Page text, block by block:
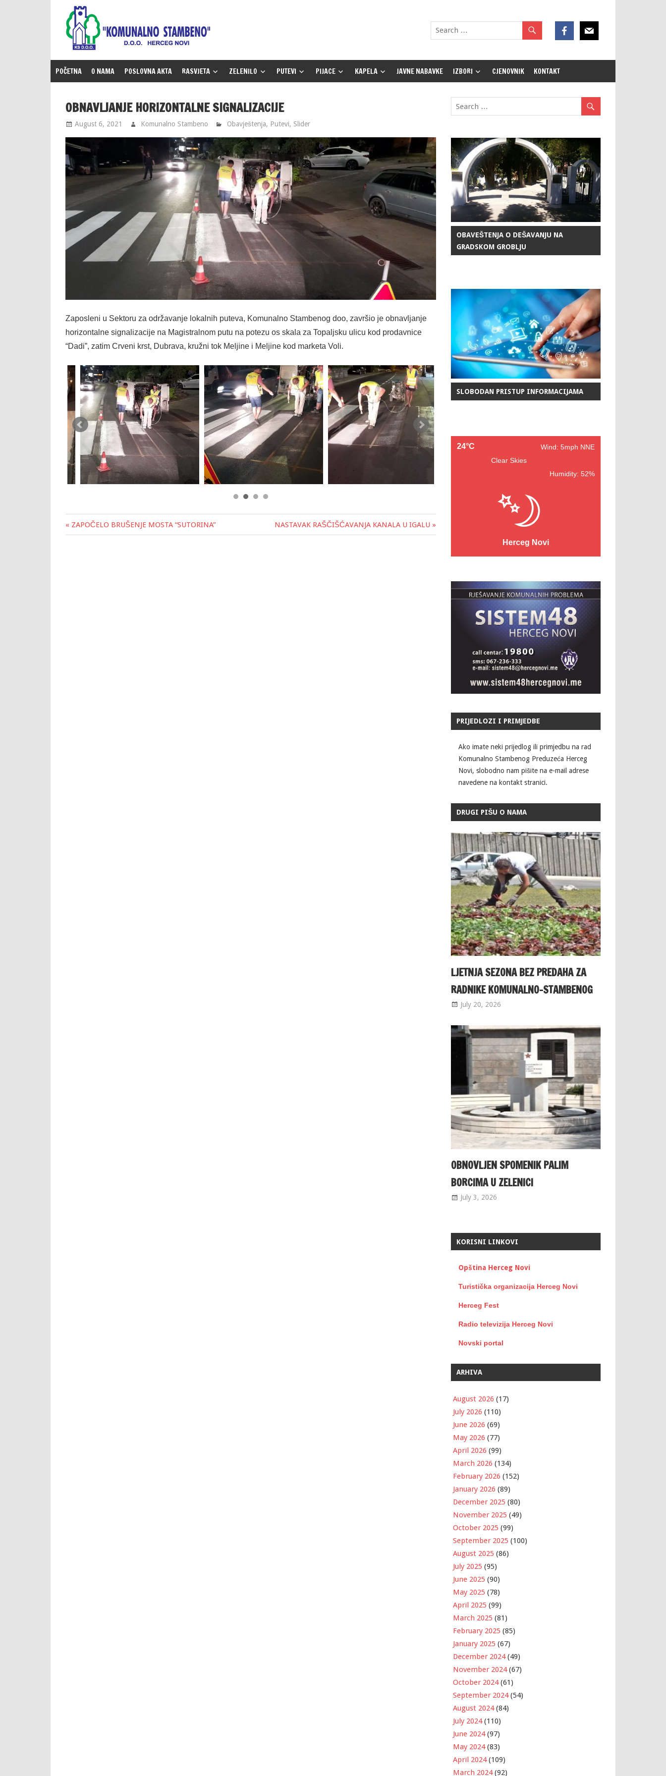
content
POČETNA O NAMA POSLOVNA AKTA RASVJETA ZELENILO PUTEVI PIJACE KAPELA JAVNE NABAVKE IZBORI CJENOVNIK KONTAKT
OBNAVLJANJE HORIZONTALNE SIGNALIZACIJE
August 6, 2021 Komunalno Stambeno Obavještenja, Putevi, Slider
Zaposleni u Sektoru za održavanje lokalnih puteva, Komunalno Stambenog doo, završio je obnavljanje
horizontalne signalizacije na Magistralnom putu na potezu os skala za Topaljsku ulicu kod prodavnice
“Dadi”, zatim Crveni krst, Dubrava, kružni tok Meljine i Meljine kod marketa Voli.
Post
« ZAPOČELO BRUŠENJE MOSTA “SUTORINA” NASTAVAK RAŠČIŠĆAVANJA KANALA U IGALU »
OBAVEŠTENJA O DEŠAVANJU NA
GRADSKOM GROBLJU
SLOBODAN PRISTUP INFORMACIJAMA
24°C
Wind: 5mph NNE
Clear Skies
Humidity: 52%
Herceg Novi
PRIJEDLOZI I PRIMJEDBE
Ako imate neki prijedlog ili primjedbu na rad
Komunalno Stambenog Preduzeća Herceg
Novi, slobodno nam pišite na e-mail adrese
navedene na kontakt stranici.
DRUGI PIŠU O NAMA
LJETNJA SEZONA BEZ PREDAHA ZA
RADNIKE KOMUNALNO-STAMBENOG
July 20, 2026
OBNOVLJEN SPOMENIK PALIM
BORCIMA U ZELENICI
July 3, 2026
KORISNI LINKOVI
Opština Herceg Novi
Turistička organizacija Herceg Novi
Herceg Fest
Radio televizija Herceg Novi
Novski portal
ARHIVA
August 2026 (17)
July 2026 (110)
June 2026 (69)
May 2026 (77)
April 2026 (99)
March 2026 (134)
February 2026 (152)
January 2026 (89)
December 2025 (80)
November 2025 (49)
October 2025 (99)
September 2025 (100)
August 2025 (86)
July 2025 (95)
June 2025 (90)
May 2025 (78)
April 2025 (99)
March 2025 (81)
February 2025 (85)
January 2025 (67)
December 2024(49)
November 2024(67)
October 2024(61)
September 2024(54)
August 2024(84)
July 2024(110)
June 2024(97)
May 2024(83)
April 2024(109)
March 2024(92)